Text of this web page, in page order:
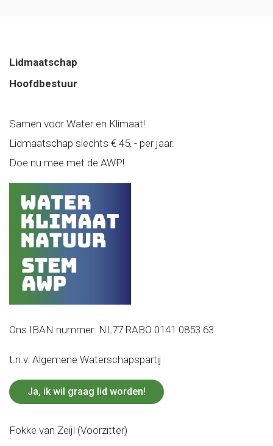
Lidmaatschap
Hoofdbestuur
Samen voor Water en Klimaat!
Lidmaatschap slechts € 45, - per jaar.
Doe nu mee met de AWP!
Ons IBAN nummer: NL77 RABO 0141 0853 63
t.n.v. Algemene Waterschapspartij
Ja, ik wil graag lid worden!
Fokke van Zeijl (Voorzitter)